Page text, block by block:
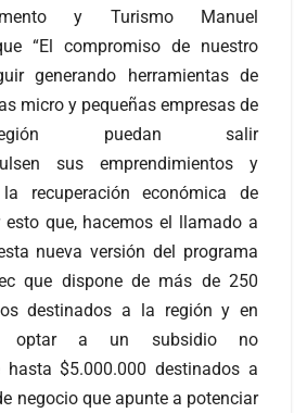
y Turismo Manuel
“El compromiso de nuestro
generando herramientas de
micro y pequeñas empresas de
puedan salir
sus emprendimientos y
recuperación económica de
que, hacemos el llamado a
nueva versión del programa
que dispone de más de 250
destinados a la región y en
optar a un subsidio no
hasta $5.000.000 destinados a
negocio que apunte a potenciar